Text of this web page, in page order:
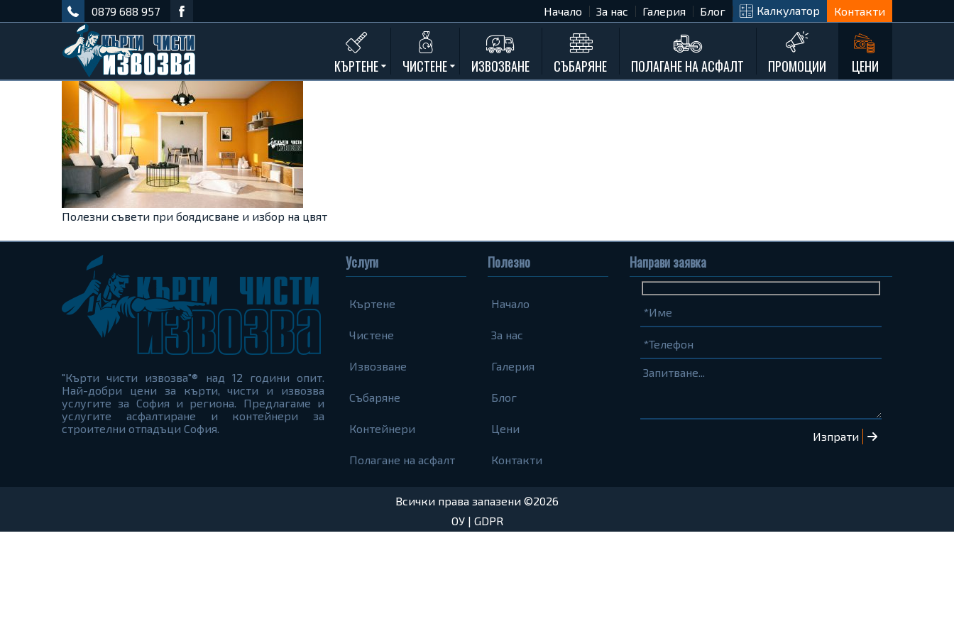
0879 688 957 Начало За нас Галерия Блог Калкулатор Контакти
КЪРТЕНЕ
Къртене на асфалт
Къртене на дограма и подпрозорец
Къртене на дюшеме
ЧИСТЕНЕ ИЗВОЗВАНЕ СЪБАРЯНЕ ПОЛАГАНЕ НА АСФАЛТ ПРОМОЦИИ ЦЕНИ
Полезни съвети при боядисване и избор на цвят
"Кърти чисти извозва"® над 12 години опит.
Най-добри цени за кърти, чисти и извозва
услугите за София и региона. Предлагаме и
услугите асфалтиране и контейнери за
строителни отпадъци София.
Услуги
Къртене
Чистене
Извозване
Събаряне
Контейнери
Полагане на асфалт
Полезно
Начало
За нас
Галерия
Блог
Цени
Контакти
Направи заявка
Име
(задължително)
Телефон
(задължително)
Запитване...
Всички права запазени ©2026
ОУ| GDPR